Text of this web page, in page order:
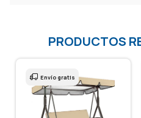
PRODUCTOS
Envío gratis